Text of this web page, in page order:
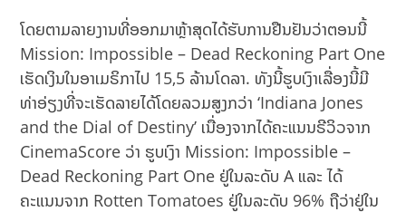
ໂດຍຕາມລາຍງານທີ່ອອກມາຫຼ້າສຸດໄດ້ຮັບການຢືນຢັນວ່າຕອນນີ້
Mission: Impossible – Dead Reckoning Part One
ເຮັດເງິນໃນອາເມຣິກາໄປ 15,5​ ລ້ານໂດລາ. ທັງນີ້ຮູບເງົາເລື່ອງນີ້ມີ
ທ່າອ່ຽງທີ່ຈະເຮັດລາຍໄດ້ໂດຍລວມສູງກວ່າ ‘Indiana Jones
and the Dial of Destiny’ ເນື່ອງຈາກໄດ້ຄະແນນຣີວິວຈາກ
CinemaScore ວ່າ ຮູບເງົາ Mission: Impossible –
Dead Reckoning Part One ຢູ່ໃນລະດັບ A ແລະ ໄດ້
ຄະແນນຈາກ Rotten Tomatoes ຢູ່ໃນລະດັບ 96% ຖືວ່າຢູ່ໃນ